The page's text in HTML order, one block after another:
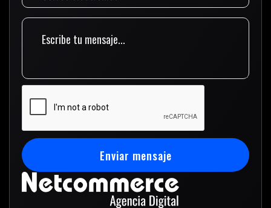
Enviar mensaje
Enviar mensaje